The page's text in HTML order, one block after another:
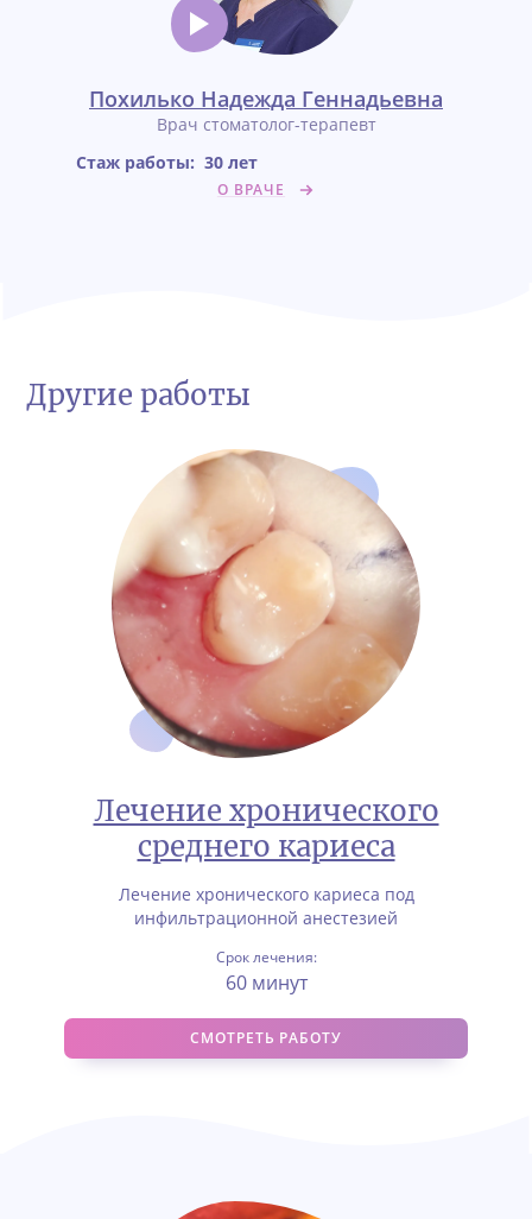
Похилько Надежда Геннадьевна
Врач стоматолог-терапевт
Стаж работы: 30 лет
О ВРАЧЕ
Другие работы
Лечение хронического
среднего кариеса
Лечение хронического кариеса под
инфильтрационной анестезией
Срок лечения:
60 минут
СМОТРЕТЬ РАБОТУ